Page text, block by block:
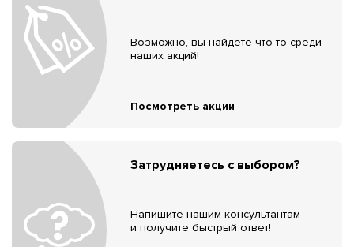
Возможно, вы найдёте что-то среди
наших акций!
Посмотреть акции
Затрудняетесь с выбором?
Напишите нашим консультантам
и получите быстрый ответ!